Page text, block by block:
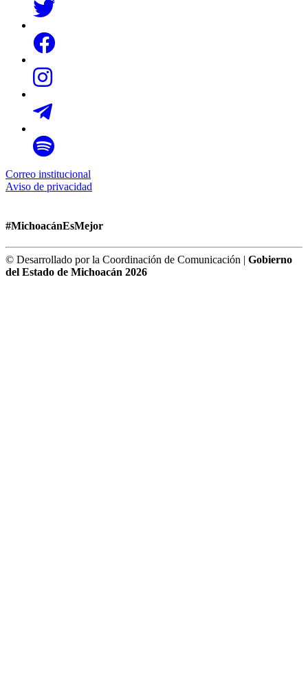
Correo institucional
Aviso de privacidad
#MichoacánEsMejor
© Desarrollado por la Coordinación de Comunicación | Gobierno
del Estado de Michoacán 2026